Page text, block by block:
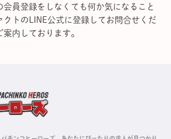
員登録をしなくても何か気になること
クトのLINE公式に登録してお問合せくだ
内しております。